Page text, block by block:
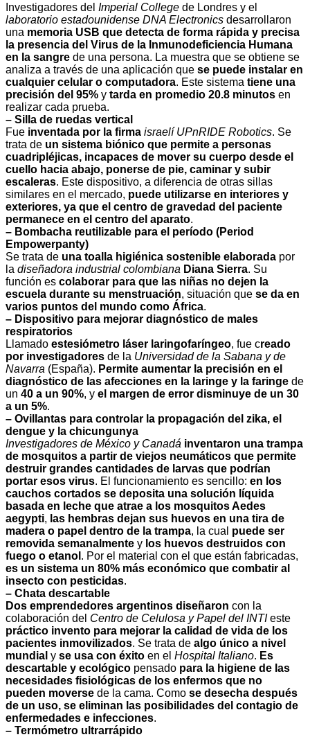
Investigadores del Imperial College de Londres y el
laboratorio estadounidense DNA Electronics desarrollaron
una memoria USB que detecta de forma rápida y precisa
la presencia del Virus de la Inmunodeficiencia Humana
en la sangre de una persona. La muestra que se obtiene se
analiza a través de una aplicación que se puede instalar en
cualquier celular o computadora. Este sistema tiene una
precisión del 95% y tarda en promedio 20.8 minutos en
realizar cada prueba.
– Silla de ruedas vertical
Fue inventada por la firma israelí UPnRIDE Robotics. Se
trata de un sistema biónico que permite a personas
cuadripléjicas, incapaces de mover su cuerpo desde el
cuello hacia abajo, ponerse de pie, caminar y subir
escaleras. Este dispositivo, a diferencia de otras sillas
similares en el mercado, puede utilizarse en interiores y
exteriores, ya que el centro de gravedad del paciente
permanece en el centro del aparato.
– Bombacha reutilizable para el período (Period
Empowerpanty)
Se trata de una toalla higiénica sostenible elaborada por
la diseñadora industrial colombiana Diana Sierra. Su
función es colaborar para que las niñas no dejen la
escuela durante su menstruación, situación que se da en
varios puntos del mundo como África.
– Dispositivo para mejorar diagnóstico de males
respiratorios
Llamado estesiómetro láser laringofaríngeo, fue creado
por investigadores de la Universidad de la Sabana y de
Navarra (España). Permite aumentar la precisión en el
diagnóstico de las afecciones en la laringe y la faringe de
un 40 a un 90%, y el margen de error disminuye de un 30
a un 5%.
– Ovillantas para controlar la propagación del zika, el
dengue y la chicungunya
Investigadores de México y Canadá inventaron una trampa
de mosquitos a partir de viejos neumáticos que permite
destruir grandes cantidades de larvas que podrían
portar esos virus. El funcionamiento es sencillo: en los
cauchos cortados se deposita una solución líquida
basada en leche que atrae a los mosquitos Aedes
aegypti, las hembras dejan sus huevos en una tira de
madera o papel dentro de la trampa, la cual puede ser
removida semanalmente y los huevos destruidos con
fuego o etanol . Por el material con el que están fabricadas,
es un sistema un 80% más económico que combatir al
insecto con pesticidas.
– Chata descartable
Dos emprendedores argentinos diseñaron con la
colaboración del Centro de Celulosa y Papel del INTIeste
práctico invento para mejorar la calidad de vida de los
pacientes inmovilizados. Se trata de algo único a nivel
mundial y se usa con éxito en el Hospital Italiano. Es
descartable y ecológico pensado para la higiene de las
necesidades fisiológicas de los enfermos que no
pueden moverse de la cama. Como se desecha después
de un uso, se eliminan las posibilidades del contagio de
enfermedades e infecciones.
– Termómetro ultrarrápido